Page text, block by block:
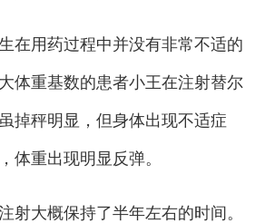
用药过程中并没有非常不适的
体重基数的患者小王在注射替尔
掉秤明显，但身体出现不适症
体重出现明显反弹。
大概保持了半年左右的时间。